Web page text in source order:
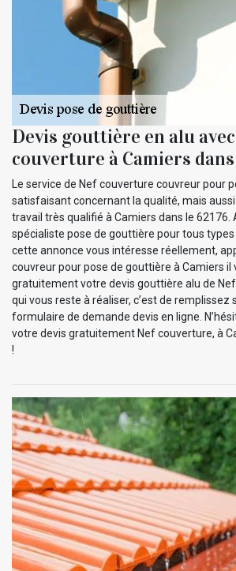
Devis gouttière en alu
couverture à Camiers dans
Le service de Nef couverture couvreur pour
satisfaisant concernant la qualité, mais
travail très qualifié à Camiers dans le 62176.
spécialiste pose de gouttière pour tous
cette annonce vous intéresse réellement,
couvreur pour pose de gouttière à Camiers il
gratuitement votre devis gouttière alu de
qui vous reste à réaliser, c’est de remplissez
formulaire de demande devis en ligne.
votre devis gratuitement Nef couverture, à
!